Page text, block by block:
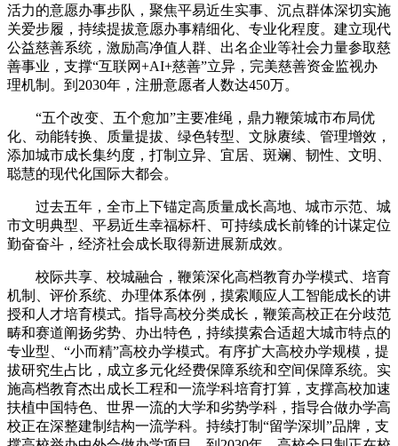
活力的意愿办事步队，聚焦平易近生实事、沉点群体深切实施
关爱步履，持续提拔意愿办事精细化、专业化程度。建立现代
公益慈善系统，激励高净值人群、出名企业等社会力量参取慈
善事业，支撑“互联网+AI+慈善”立异，完美慈善资金监视办
理机制。到2030年，注册意愿者人数达450万。
“五个改变、五个愈加”主要准绳，鼎力鞭策城市布局优
化、动能转换、质量提拔、绿色转型、文脉赓续、管理增效，
添加城市成长集约度，打制立异、宜居、斑斓、韧性、文明、
聪慧的现代化国际大都会。
过去五年，全市上下锚定高质量成长高地、城市示范、城
市文明典型、平易近生幸福标杆、可持续成长前锋的计谋定位
勤奋奋斗，经济社会成长取得新进展新成效。
校际共享、校城融合，鞭策深化高档教育办学模式、培育
机制、评价系统、办理体系体例，摸索顺应人工智能成长的讲
授和人才培育模式。指导高校分类成长，鞭策高校正在分歧范
畴和赛道阐扬劣势、办出特色，持续摸索合适超大城市特点的
专业型、“小而精”高校办学模式。有序扩大高校办学规模，提
拔研究生占比，成立多元化经费保障系统和空间保障系统。实
施高档教育杰出成长工程和一流学科培育打算，支撑高校加速
扶植中国特色、世界一流的大学和劣势学科，指导合做办学高
校正在深整建制结构一流学科。持续打制“留学深圳”品牌，支